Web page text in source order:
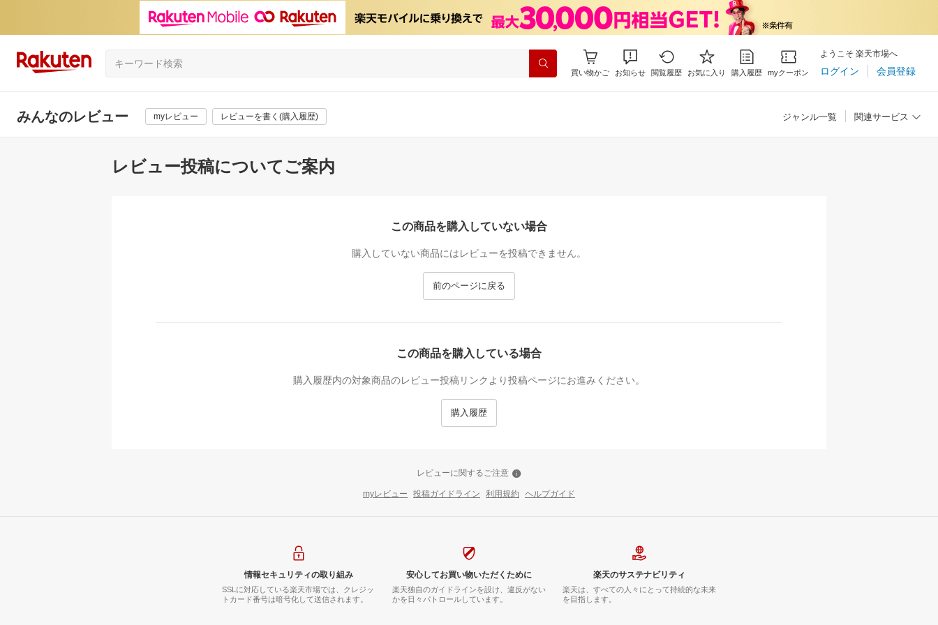
買い物かご お知らせ 閲覧履歴 お気に入り 購入履歴 myクーポン
ようこそ 楽天市場へ
ログイン 会員登録
みんなのレビュー myレビュー レビューを書く(購入履歴) ジャンル一覧 関連サービス
レビュー投稿についてご案内
この商品を購入していない場合
購入していない商品にはレビューを投稿できません。
前のページに戻る
この商品を購入している場合
購入履歴内の対象商品のレビュー投稿リンクより投稿ページにお進みください。
購入履歴
レビューに関するご注意
myレビュー 投稿ガイドライン 利用規約 ヘルプガイド
情報セキュリティの取り組み
SSLに対応している楽天市場では、クレジッ
トカード番号は暗号化して送信されます。
安心してお買い物いただくために
楽天独自のガイドラインを設け、違反がない
かを日々パトロールしています。
楽天のサステナビリティ
楽天は、すべての人々にとって持続的な未来
を目指します。